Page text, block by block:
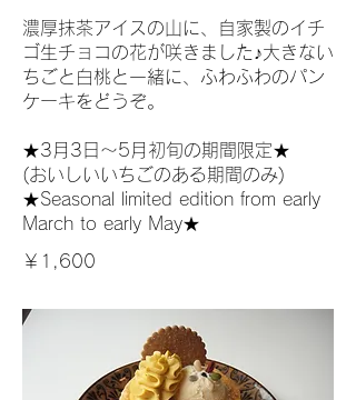
濃厚抹茶アイスの山に、自家製のイチ
ゴ生チョコの花が咲きました♪大きない
ちごと白桃と一緒に、ふわふわのパン
ケーキをどうぞ。
★3月3日〜5月初旬の期間限定★
(おいしいいちごのある期間のみ)
★Seasonal limited edition from early
March to early May★
￥1,600